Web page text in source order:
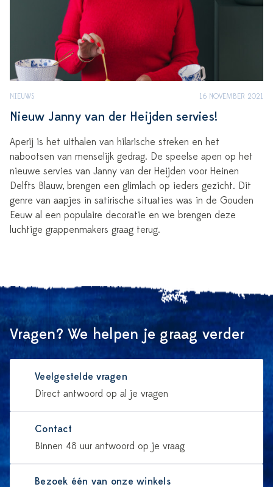
NIEUWS 16 NOVEMBER 2021
Nieuw Janny van der Heijden servies!
Aperij is het uithalen van hilarische streken en het
nabootsen van menselijk gedrag. De speelse apen op het
nieuwe servies van Janny van der Heijden voor Heinen
Delfts Blauw, brengen een glimlach op ieders gezicht. Dit
genre van aapjes in satirische situaties was in de Gouden
Eeuw al een populaire decoratie en we brengen deze
luchtige grappenmakers graag terug.
Vragen? We helpen je graag verder
Veelgestelde vragen
Direct antwoord op al je vragen
Contact
Binnen 48 uur antwoord op je vraag
Bezoek één van onze winkels